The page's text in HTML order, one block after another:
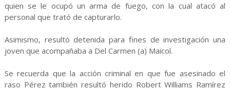
quien se le ocupó un arma de fuego, con la cual atacó al
personal que trató de capturarlo.
Asimismo, resultó detenida para fines de investigación una
joven que acompañaba a Del Carmen (a) Maicol.
Se recuerda que la acción criminal en que fue asesinado el
raso Pérez también resultó herido Robert Williams Ramírez